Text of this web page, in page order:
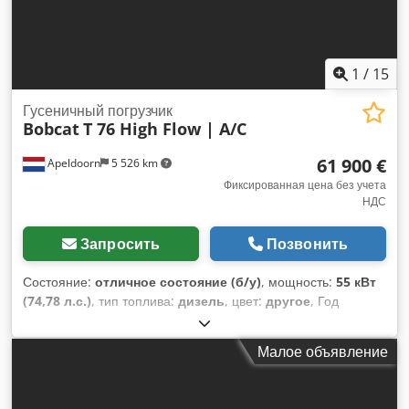
1 / 15
Apeldoorn 5 526 km
Гусеничный погрузчик
BobcatT 76 High Flow | A/C
61 900 €
Фиксированная цена без учета
НДС
Запросить Позвонить
Состояние: отличное состояние (б/у), мощность: 55 кВт
(74,78 л.с.), тип топлива: дизель, цвет: другое, Год
1 231 h
кондиционер, Техническая информация Количество
цилиндров: 4 Рабочий объём двигателя: 2 400 куб. см
Малое объявление